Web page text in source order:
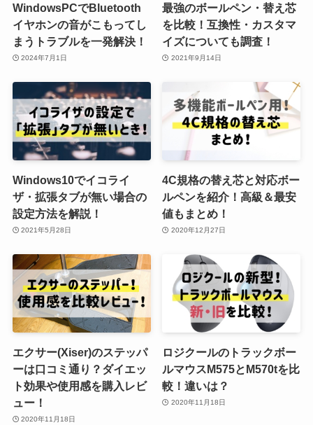
WindowsPCでBluetooth
イヤホンの音がこもってし
まうトラブルを一発解決！
2024年7月1日
最強のボールペン・替え芯
を比較！互換性・カスタマ
イズについても調査！
2021年9月14日
Windows10でイコライ
ザ・拡張タブが無い場合の
設定方法を解説！
2021年5月28日
4C規格の替え芯と対応ボー
ルペンを紹介！高級＆最安
値もまとめ！
2020年12月27日
エクサー(Xiser)のステッパ
ーは口コミ通り？ダイエッ
ト効果や使用感を購入レビ
ュー！
2020年11月18日
ロジクールのトラックボー
ルマウスM575とM570tを比
較！違いは？
2020年11月18日